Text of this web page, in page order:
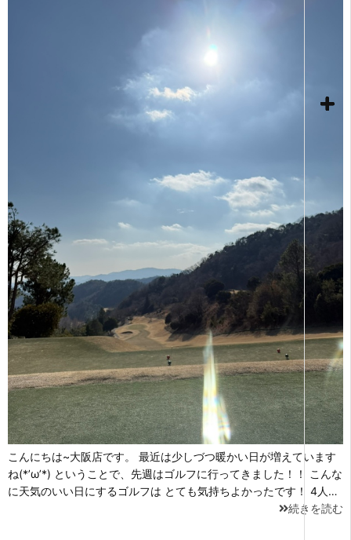
こんにちは~大阪店です。 最近は少しづつ暖かい日が増えています
ね(*’ω’*) ということで、先週はゴルフに行ってきました！！ こんな
に天気のいい日にするゴルフは とても気持ちよかったです！ 4人…
続きを読む